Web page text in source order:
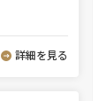
詳細を見る